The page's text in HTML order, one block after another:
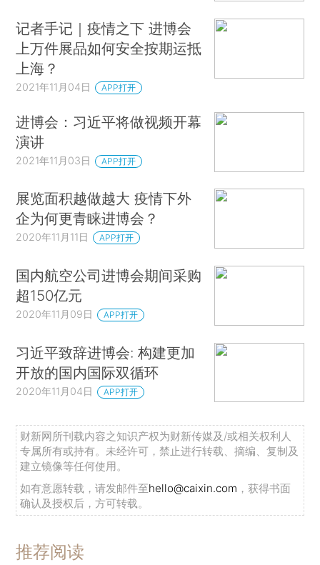
记者手记｜疫情之下 进博会
上万件展品如何安全按期运抵
上海？
2021年11月04日 APP打开
进博会：习近平将做视频开幕
演讲
2021年11月03日 APP打开
展览面积越做越大 疫情下外
企为何更青睐进博会？
2020年11月11日 APP打开
国内航空公司进博会期间采购
超150亿元
2020年11月09日 APP打开
习近平致辞进博会: 构建更加
开放的国内国际双循环
2020年11月04日 APP打开
财新网所刊载内容之知识产权为财新传媒及/或相关权利人
专属所有或持有。未经许可，禁止进行转载、摘编、复制及
建立镜像等任何使用。
如有意愿转载，请发邮件至hello@caixin.com ，获得书面
确认及授权后，方可转载。
推荐阅读